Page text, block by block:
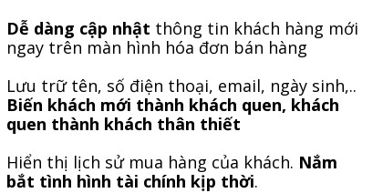
Dễ dàng cập nhật thông tin khách hàng mới
ngay trên màn hình hóa đơn bán hàng
Lưu trữ tên, số điện thoại, email, ngày sinh,..
Biến khách mới thành khách quen, khách
quen thành khách thân thiết
Hiển thị lịch sử mua hàng của khách. Nắm
bắt tình hình tài chính kịp thời.